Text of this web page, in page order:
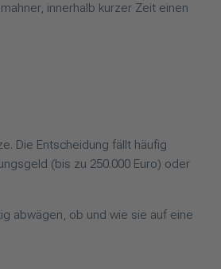
innerhalb kurzer Zeit einen
Die Entscheidung fällt häufig
(bis zu 250.000 Euro) oder
abwägen, ob und wie sie auf eine